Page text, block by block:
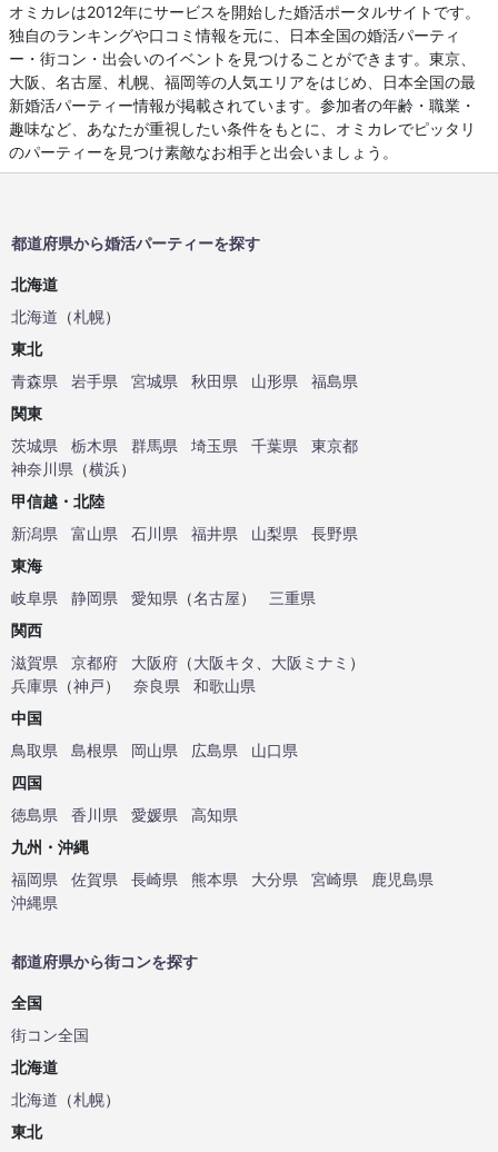
オミカレは2012年にサービスを開始した婚活ポータルサイトです。
独自のランキングや口コミ情報を元に、日本全国の婚活パーティ
ー・街コン・出会いのイベントを見つけることができます。東京、
大阪、名古屋、札幌、福岡等の人気エリアをはじめ、日本全国の最
新婚活パーティー情報が掲載されています。参加者の年齢・職業・
趣味など、あなたが重視したい条件をもとに、オミカレでピッタリ
のパーティーを見つけ素敵なお相手と出会いましょう。
都道府県から婚活パーティーを探す
北海道
北海道 （札幌）
東北
青森県
岩手県 宮城県 秋田県 山形県
福島県
関東
茨城県
栃木県 群馬県 埼玉県 千葉県
東京都
神奈川県 （横浜）
甲信越・北陸
新潟県
富山県 石川県 福井県 山梨県
長野県
東海
岐阜県
静岡県 愛知県 （名古屋）
三重県
関西
滋賀県
京都府 大阪府 （大阪キタ 大阪ミナミ ）
兵庫県 （神戸） 奈良県
和歌山県
中国
鳥取県
島根県 岡山県 広島県
山口県
四国
徳島県
香川県 愛媛県
高知県
九州・沖縄
福岡県
佐賀県 長崎県 熊本県 大分県 宮崎県
鹿児島県
沖縄県
都道府県から街コンを探す
全国
街コン全国
北海道
北海道 （札幌）
東北